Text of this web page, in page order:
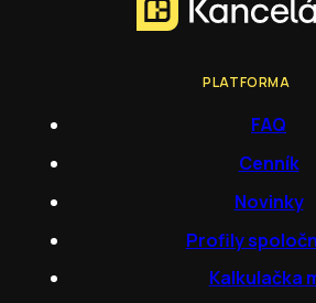
PLATFORMA
FAQ
Cenník
Novinky
Profily
Kalkulačka